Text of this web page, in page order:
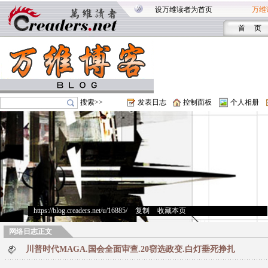
设万维读者为首页 万维
首 页
搜索>> 发表日志 控制面板 个人相册
https://blog.creaders.net/u/16885/> 复制 收藏本页
网络日志正文
川普时代MAGA.国会全面审查.20窃选政变.白灯垂死挣扎